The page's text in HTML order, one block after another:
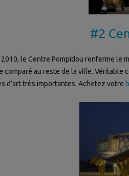
#2
le Centre Pompidou renferme le
comparé au reste de la ville.
d’art très importantes. Achetez votre